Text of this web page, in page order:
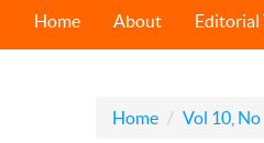
Home About Editorial
Home Vol 10,